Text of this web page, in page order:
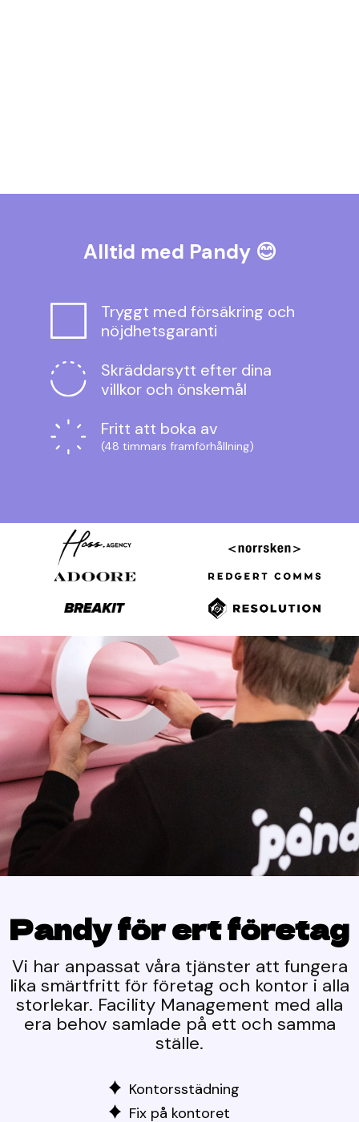
Alltid med Pandy 😊
Tryggt med försäkring och
nöjdhetsgaranti
Skräddarsytt efter dina
villkor och önskemål
Fritt att boka av
(48 timmars framförhållning)
Pandy för ert företag
Vi har anpassat våra tjänster att fungera
lika smärtfritt för företag och kontor i alla
storlekar. Facility Management med alla
era behov samlade på ett och samma
ställe.
Kontorsstädning
Fix på kontoret